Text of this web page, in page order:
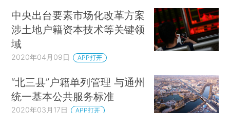
中央出台要素市场化改革方案
涉土地户籍资本技术等关键领
域
2020年04月09日 APP打开
“北三县”户籍单列管理 与通州
统一基本公共服务标准
2020年03月17日 APP打开